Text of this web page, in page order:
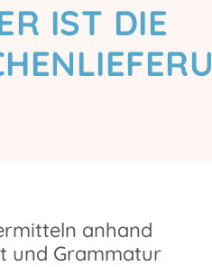
IST DIE
anhand
und Grammatur